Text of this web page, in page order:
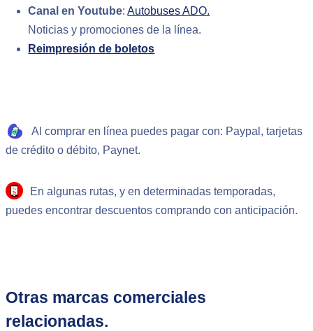
Canal en Youtube:Autobuses ADO.
Noticias y promociones de la línea.
Reimpresión de boletos
Al comprar en línea puedes pagar con: Paypal, tarjetas
de crédito o débito, Paynet.
En algunas rutas, y en determinadas temporadas,
puedes encontrar descuentos comprando con anticipación.
Otras marcas comerciales
relacionadas.